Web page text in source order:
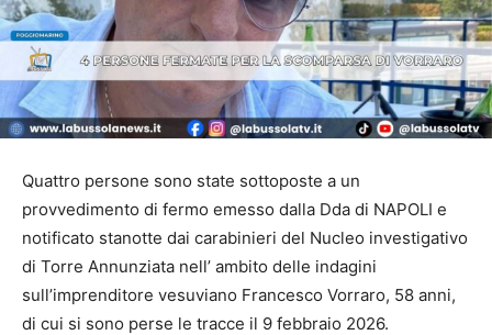
Quattro persone sono state sottoposte a un
provvedimento di fermo emesso dalla Dda di NAPOLI e
notificato stanotte dai carabinieri del Nucleo investigativo
di Torre Annunziata nell’ ambito delle indagini
sull’imprenditore vesuviano Francesco Vorraro, 58 anni,
di cui si sono perse le tracce il 9 febbraio 2026.